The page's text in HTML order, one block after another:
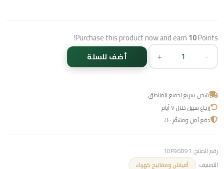
Purchase this product now and earn10Points!
-
+ أضف للسلة
شحن سريع لجميع المناطق
إرجاع سهل خلال ٧ أيام
دفع آمن ومشفّر ١٠٠٪
رقم المنتج: 10F96D91
التصنيف:
أفياش ومفاتيح كهرباء